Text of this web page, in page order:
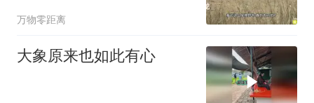
万物零距离
大象原来也如此有心